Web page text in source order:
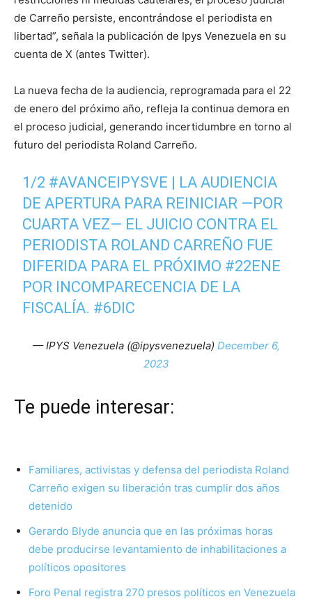
de Carreño persiste, encontrándose el periodista en
libertad”, señala la publicación de Ipys Venezuela en su
cuenta de X (antes Twitter).
La nueva fecha de la audiencia, reprogramada para el 22
de enero del próximo año, refleja la continua demora en
el proceso judicial, generando incertidumbre en torno al
futuro del periodista Roland Carreño.
1/2 #AVANCEIPYSVE | LA AUDIENCIA
DE APERTURA PARA REINICIAR —POR
CUARTA VEZ— EL JUICIO CONTRA EL
PERIODISTA ROLAND CARREÑO FUE
DIFERIDA PARA EL PRÓXIMO #22ENE
POR INCOMPARECENCIA DE LA
FISCALÍA. #6DIC
— IPYS Venezuela (@ipysvenezuela) December 6,
2023
Te puede interesar:
Familiares, activistas y defensa del periodista Roland
Carreño exigen su liberación tras cumplir dos años
detenido
Gerardo Blyde anuncia que en las próximas horas
debe producirse levantamiento de inhabilitaciones a
políticos opositores
Foro Penal registra 270 presos políticos en Venezuela